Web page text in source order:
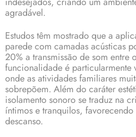
agradável.
Estudos têm mostrado que a
parede com camadas acústicas
20% a transmissão de som entre
funcionalidade é particularmente
onde as atividades familiares
sobrepõem. Além do caráter
isolamento sonoro se traduz na
íntimos e tranquilos,
descanso.